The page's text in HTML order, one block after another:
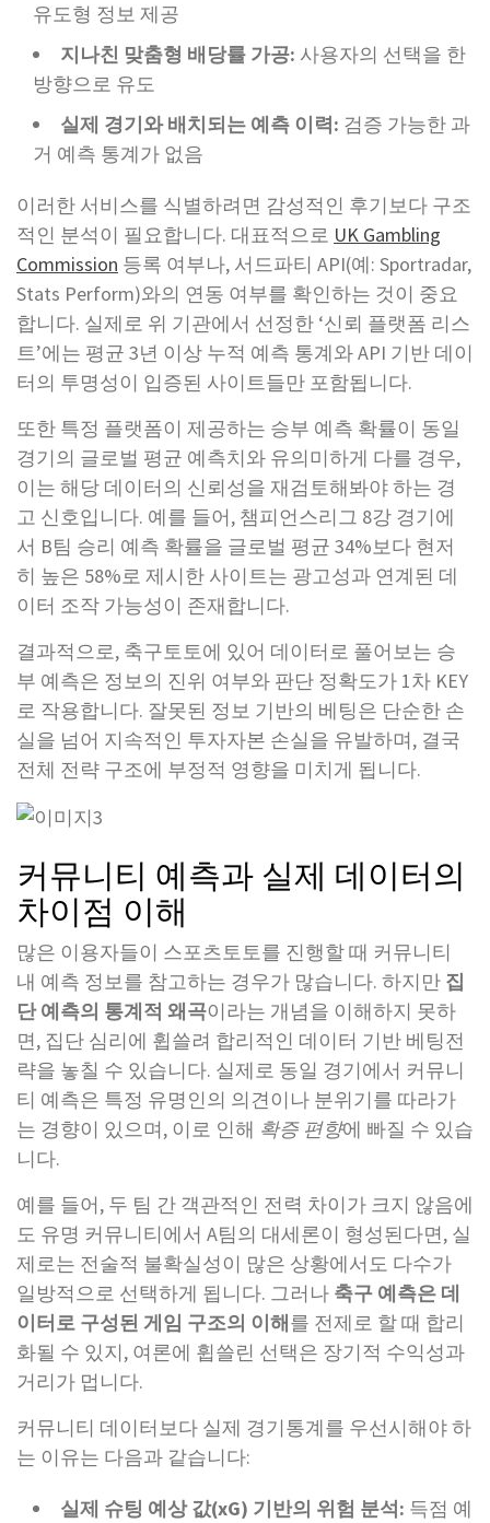
유도형 정보 제공
지나친 맞춤형 배당률 가공: 사용자의 선택을 한
방향으로 유도
실제 경기와 배치되는 예측 이력: 검증 가능한 과
거 예측 통계가 없음
이러한 서비스를 식별하려면 감성적인 후기보다 구조
적인 분석이 필요합니다. 대표적으로 UK Gambling
Commission 등록 여부나, 서드파티 API(예: Sportradar,
Stats Perform)와의 연동 여부를 확인하는 것이 중요
합니다. 실제로 위 기관에서 선정한 ‘신뢰 플랫폼 리스
트’에는 평균 3년 이상 누적 예측 통계와 API 기반 데이
터의 투명성이 입증된 사이트들만 포함됩니다.
또한 특정 플랫폼이 제공하는 승부 예측 확률이 동일
경기의 글로벌 평균 예측치와 유의미하게 다를 경우,
이는 해당 데이터의 신뢰성을 재검토해봐야 하는 경
고 신호입니다. 예를 들어, 챔피언스리그 8강 경기에
서 B팀 승리 예측 확률을 글로벌 평균 34%보다 현저
히 높은 58%로 제시한 사이트는 광고성과 연계된 데
이터 조작 가능성이 존재합니다.
결과적으로, 축구토토에 있어 데이터로 풀어보는 승
부 예측은 정보의 진위 여부와 판단 정확도가 1차 KEY
로 작용합니다. 잘못된 정보 기반의 베팅은 단순한 손
실을 넘어 지속적인 투자자본 손실을 유발하며, 결국
전체 전략 구조에 부정적 영향을 미치게 됩니다.
커뮤니티 예측과 실제 데이터의
차이점 이해
많은 이용자들이 스포츠토토를 진행할 때 커뮤니티
내 예측 정보를 참고하는 경우가 많습니다. 하지만 집
단 예측의 통계적 왜곡이라는 개념을 이해하지 못하
면, 집단 심리에 휩쓸려 합리적인 데이터 기반 베팅전
략을 놓칠 수 있습니다. 실제로 동일 경기에서 커뮤니
티 예측은 특정 유명인의 의견이나 분위기를 따라가
는 경향이 있으며, 이로 인해 확증 편향에 빠질 수 있습
니다.
예를 들어, 두 팀 간 객관적인 전력 차이가 크지 않음에
도 유명 커뮤니티에서 A팀의 대세론이 형성된다면, 실
제로는 전술적 불확실성이 많은 상황에서도 다수가
일방적으로 선택하게 됩니다. 그러나 축구 예측은 데
이터로 구성된 게임 구조의 이해를 전제로 할 때 합리
화될 수 있지, 여론에 휩쓸린 선택은 장기적 수익성과
거리가 멉니다.
커뮤니티 데이터보다 실제 경기통계를 우선시해야 하
는 이유는 다음과 같습니다:
실제 슈팅 예상 값(xG) 기반의 위험 분석: 득점 예